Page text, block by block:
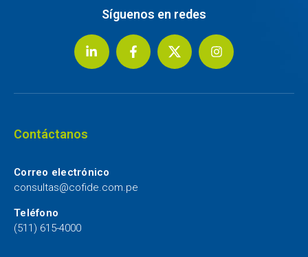
Síguenos en redes
Contáctanos
Correo electrónico
consultas@cofide.com.pe
Teléfono
(511) 615-4000